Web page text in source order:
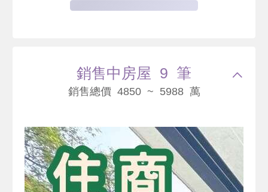
銷售中房屋 9 筆
銷售總價 4850 ~ 5988 萬